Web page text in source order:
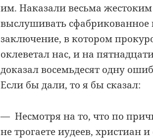
им. Наказали весьма
выслушивать сфабрикованное
заключение, в котором
оклеветал нас, и на
доказал восемьдесят одну
Если бы дали, то я бы сказал:
— Несмотря на то, что по
не трогаете иудеев, христиан